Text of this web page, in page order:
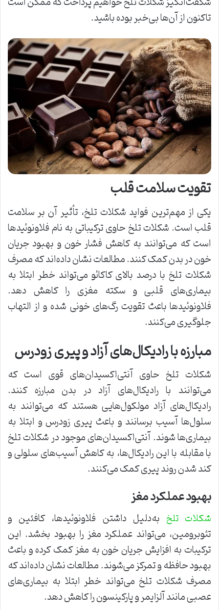
تاکنون از آن‌ها بی‌خبر بوده باشید.
تقویت سلامت قلب
یکی از مهم‌ترین فواید شکلات تلخ، تأثیر آن بر سلامت
قلب است. شکلات تلخ حاوی ترکیباتی به نام فلاونوئیدها
است که می‌توانند به کاهش فشار خون و بهبود جریان
خون در بدن کمک کنند. مطالعات نشان داده‌اند که مصرف
شکلات تلخ با درصد بالای کاکائو می‌تواند خطر ابتلا به
بیماری‌های قلبی و سکته مغزی را کاهش دهد.
فلاونوئیدها باعث تقویت رگ‌های خونی شده و از التهاب
جلوگیری می‌کنند.
مبارزه با رادیکال‌های آزاد و پیری زودرس
شکلات تلخ حاوی آنتی‌اکسیدان‌های قوی است که
می‌توانند با رادیکال‌های آزاد در بدن مبارزه کنند.
رادیکال‌های آزاد مولکول‌هایی هستند که می‌توانند به
سلول‌ها آسیب برسانند و باعث پیری زودرس و ابتلا به
بیماری‌ها شوند. آنتی‌اکسیدان‌های موجود در شکلات تلخ
با مقابله با این رادیکال‌ها، به کاهش آسیب‌های سلولی و
کند شدن روند پیری کمک می‌کنند.
بهبود عملکرد مغز
شکلات تلخ به‌دلیل داشتن فلاونوئیدها، کافئین و
تئوبرومین، می‌تواند عملکرد مغز را بهبود بخشد. این
ترکیبات به افزایش جریان خون به مغز کمک کرده و باعث
بهبود حافظه و تمرکز می‌شوند. مطالعات نشان داده‌اند که
مصرف شکلات تلخ می‌تواند خطر ابتلا به بیماری‌های
عصبی مانند آلزایمر و پارکینسون را کاهش دهد.